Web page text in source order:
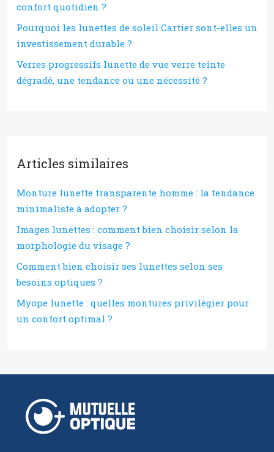
confort quotidien ?
Pourquoi les lunettes de soleil Cartier sont-elles un
investissement durable ?
Verres progressifs lunette de vue verre teinte
dégradé, une tendance ou une nécessité ?
Articles similaires
Monture lunette transparente homme : la tendance
minimaliste à adopter ?
Images lunettes : comment bien choisir selon la
morphologie du visage ?
Comment bien choisir ses lunettes selon ses
besoins optiques ?
Myope lunette : quelles montures privilégier pour
un confort optimal ?